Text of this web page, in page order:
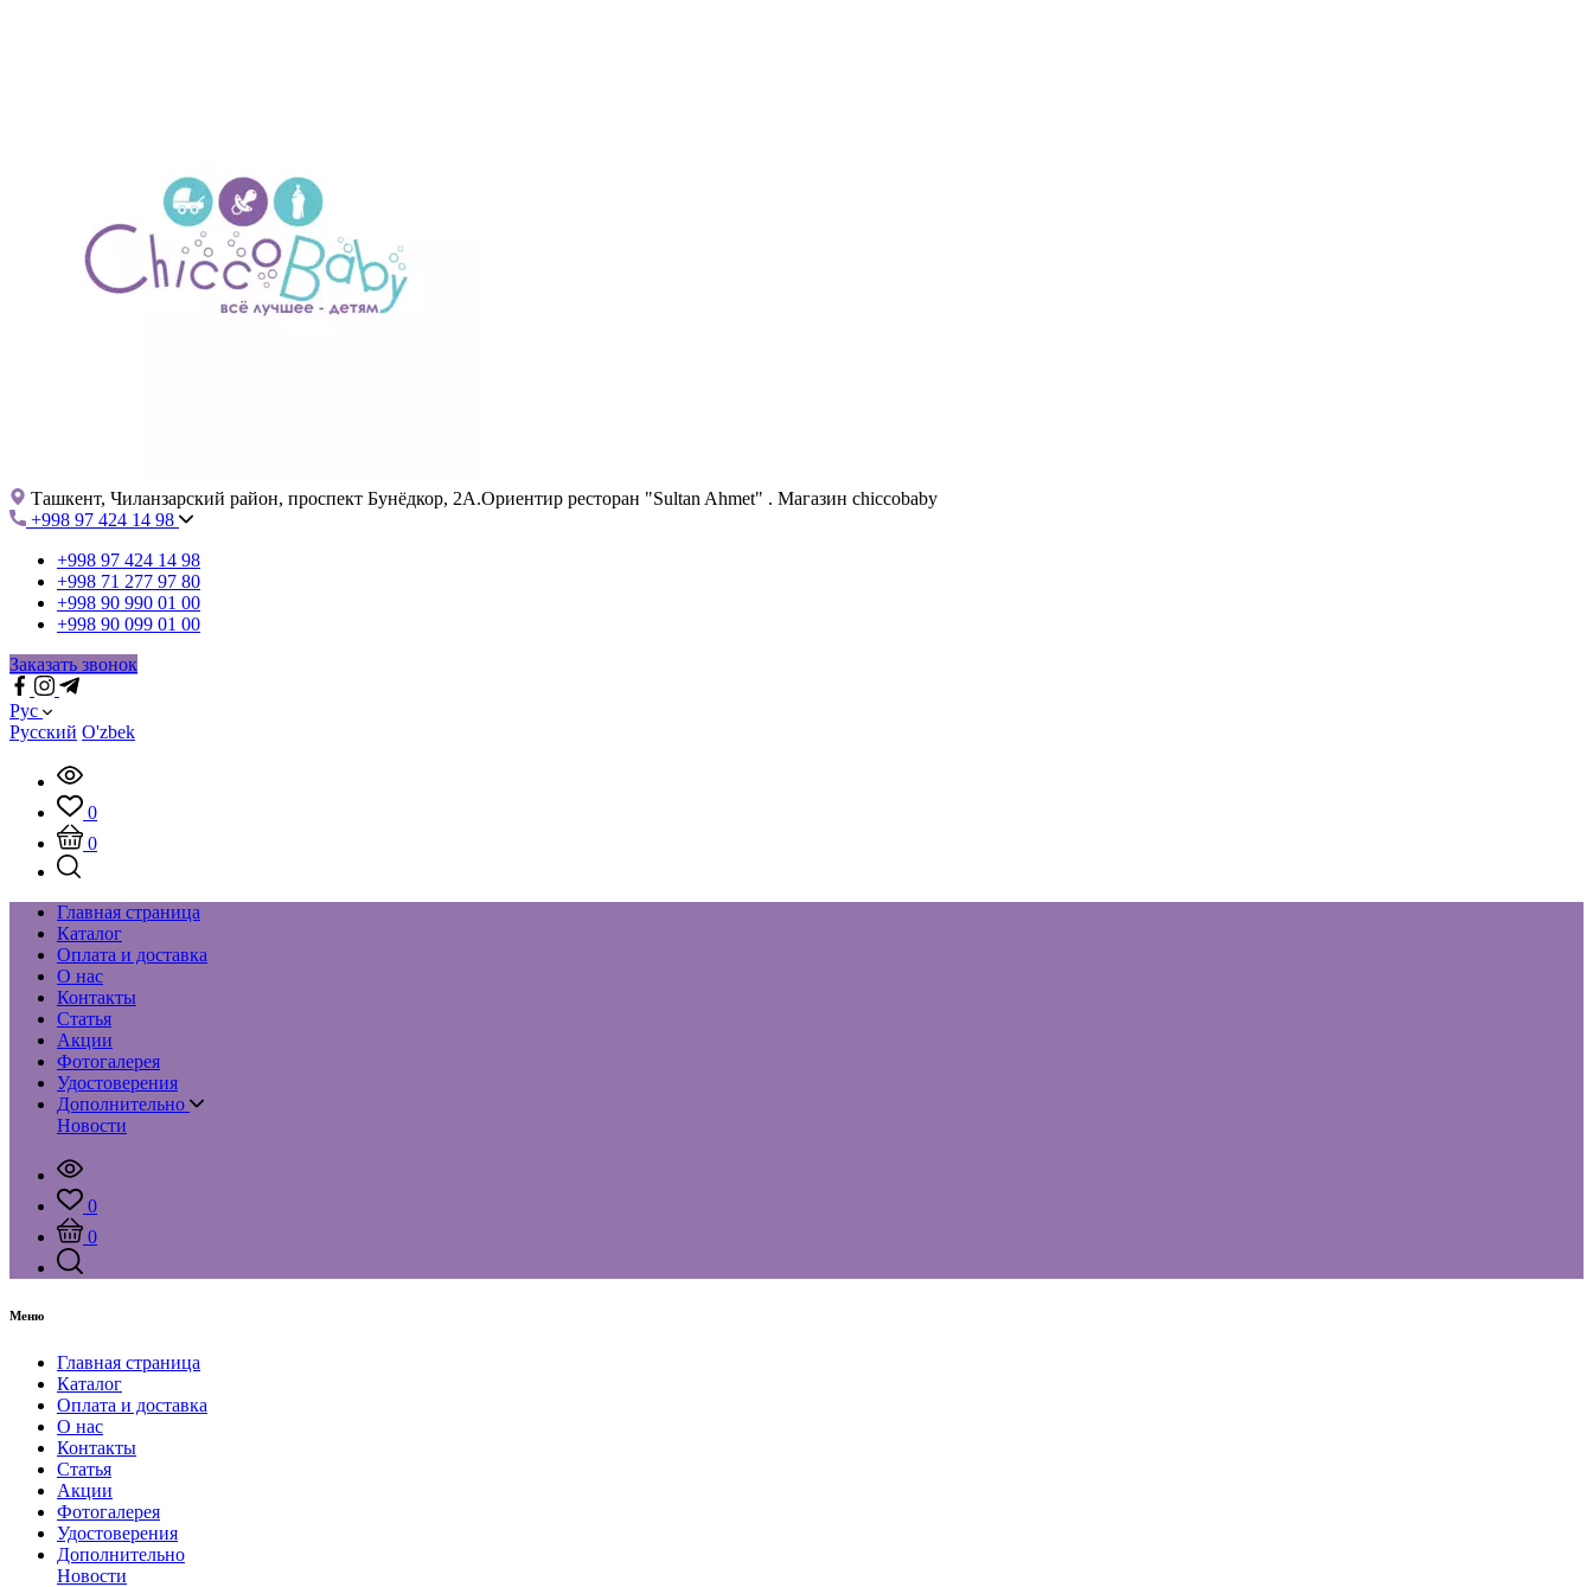
Ташкент, Чиланзарский район, проспект Бунёдкор, 2А.Ориентир ресторан "Sultan Ahmet" . Магазин chiccobaby
+998 97 424 14 98
+998 97 424 14 98
+998 71 277 97 80
+998 90 990 01 00
+998 90 099 01 00
Заказать звонок
Рус
Русский O'zbek
0
0
Главная страница
Каталог
Оплата и доставка
О нас
Контакты
Статья
Акции
Фотогалерея
Удостоверения
Дополнительно
Новости
0
0
Меню
Главная страница
Каталог
Оплата и доставка
О нас
Контакты
Статья
Акции
Фотогалерея
Удостоверения
Дополнительно
Новости